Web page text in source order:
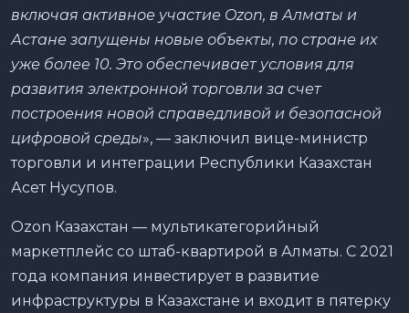
включая активное участие Ozon, в Алматы и
Астане запущены новые объекты, по стране их
уже более 10. Это обеспечивает условия для
развития электронной торговли за счет
построения новой справедливой и безопасной
цифровой среды», — заключил вице-министр
торговли и интеграции Республики Казахстан
Асет Нусупов.
Ozon Казахстан — мультикатегорийный
маркетплейс со штаб-квартирой в Алматы. С 2021
года компания инвестирует в развитие
инфраструктуры в Казахстане и входит в пятерку